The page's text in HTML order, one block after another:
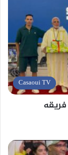
Casaoui TV